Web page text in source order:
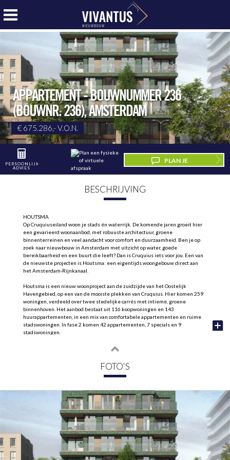
PERSOONLIJK
ADVIES
PLAN JE
APPARTEMENT - BOUWNUMMER 236
(BOUWNR. 236),AMSTERDAM
€ 675.286,- V.O.N.
BESCHRIJVING
HOUTSMA
Op Cruquiuseiland woon je stads én waterrijk. De komende jaren groeit hier
een gevarieerd woonaanbod, met robuuste architectuur, groene
binnenterreinen en veel aandacht voor comfort en duurzaamheid. Ben je op
zoek naar nieuwbouw in Amsterdam met uitzicht op water, goede
bereikbaarheid en een buurt die leeft? Dan is Cruquius iets voor jou. Een van
de nieuwste projecten is Houtsma: een eigentijds woongebouw direct aan
het Amsterdam-Rijnkanaal.
Houtsma is een nieuw woonproject aan de zuidzijde van het Oostelijk
Havengebied, op een van de mooiste plekken van Cruquius. Hier komen 259
woningen, verdeeld over twee stedelijke carrés met intieme, groene
binnenhoven. Het aanbod bestaat uit 116 koopwoningen en 143
huurappartementen, in een mix van comfortabele appartementen en ruime
stadswoningen. In fase 2 komen 42 appartementen, 7 specials en 9
stadswoningen.
rust, ruimte en uitzicht. De twee woonblokken liggen rond groene
binnentuinen en grenzen aan een autoluwe kade met zicht op het water. Of je
nu kiest voor een appartement met balkon, een stadswoning met een eigen
dezelfde kwaliteit en aandacht voor wooncomfort.
APPARTEMENTEN
De appartementen in Houtsma zijn licht, comfortabel en slim ingedeeld. Er is
een breed aanbod, van driekamerappartementen met een praktische
indeling tot royale woningen met een groot balkon of terras. De meeste
appartementen hebben een buitenruimte op het zuiden en grote ramen die
veel licht binnenlaten.
De woonoppervlaktes variëren van 63 tot 88 m². In de ondergelegen
FOTO'S